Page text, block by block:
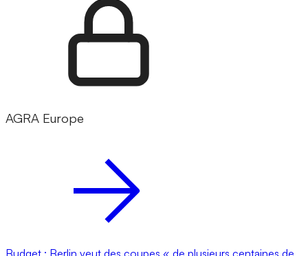
AGRA Europe
Budget : Berlin veut des coupes « de plusieurs centaines de